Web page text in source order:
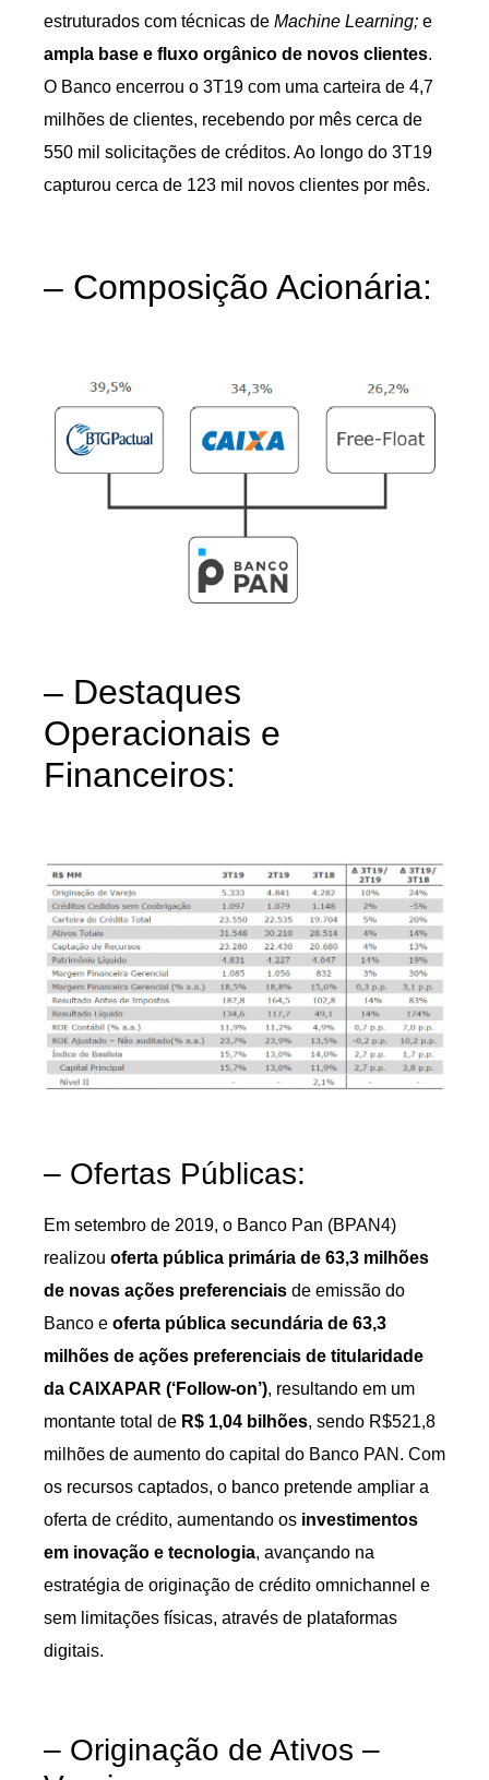
estruturados com técnicas de Machine Learning; e
ampla base e fluxo orgânico de novos clientes.
O Banco encerrou o 3T19 com uma carteira de 4,7
milhões de clientes, recebendo por mês cerca de
550 mil solicitações de créditos. Ao longo do 3T19
capturou cerca de 123 mil novos clientes por mês.
– Composição Acionária:
– Destaques
Operacionais e
Financeiros:
– Ofertas Públicas:
Em setembro de 2019, o Banco Pan (BPAN4)
realizou oferta pública primária de 63,3 milhões
de novas ações preferenciais de emissão do
Banco e oferta pública secundária de 63,3
milhões de ações preferenciais de titularidade
da CAIXAPAR (‘Follow-on’), resultando em um
montante total de R$ 1,04 bilhões, sendo R$521,8
milhões de aumento do capital do Banco PAN. Com
os recursos captados, o banco pretende ampliar a
oferta de crédito, aumentando os investimentos
em inovação e tecnologia, avançando na
estratégia de originação de crédito omnichannel e
sem limitações físicas, através de plataformas
digitais.
– Originação de Ativos –